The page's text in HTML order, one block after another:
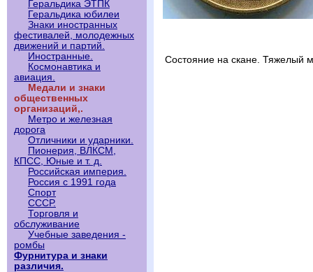
Геральдика ЭТПК
Геральдика юбилеи
Знаки иностранных
фестивалей, молодежных
движений и партий.
Иностранные.
Космонавтика и
авиация.
Медали и знаки
общественных
организаций,.
Метро и железная
дорога
Отличники и ударники.
Пионерия, ВЛКСМ,
КПСС, Юные и т. д.
Российская империя.
Россия с 1991 года
Спорт
СССР.
Торговля и
обслуживание
Учебные заведения -
ромбы
Фурнитура и знаки
различия.
Состояние на скане. Тяжелый